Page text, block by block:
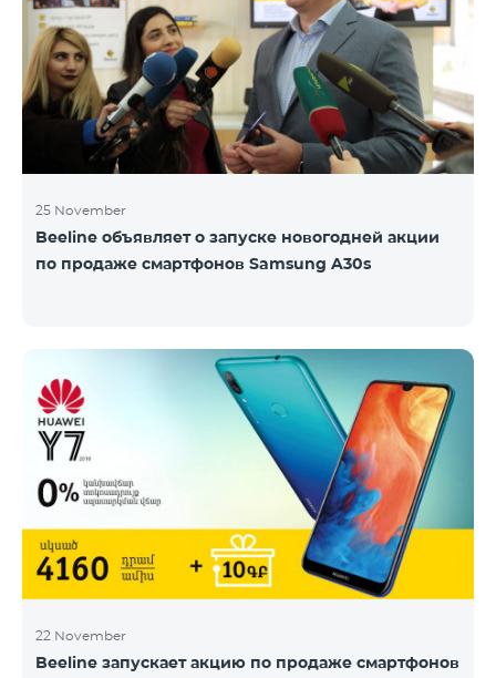
25 November
Beeline объявляет о запуске новогодней акции
по продаже смартфонов Samsung A30s
22 November
Beeline запускает акцию по продаже смартфонов